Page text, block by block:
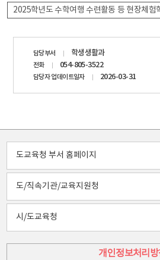
2025학년도 수학여행 수련활동 등 현장체
담당부서 학생생활과
전화 054-805-3522
담당자 업데이트일자 2026-03-31
도교육청 부서 홈페이지
도/직속기관/교육지원청
시/도교육청
개인정보처리방